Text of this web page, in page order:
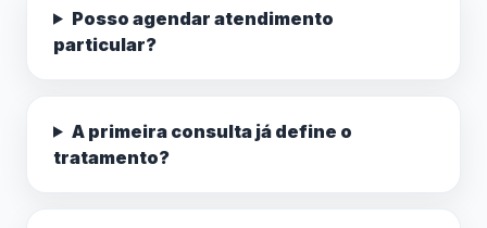
Posso agendar atendimento
particular?
A primeira consulta já define o
tratamento?